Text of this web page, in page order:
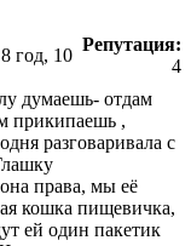
8 год, 10
Репутация:
4
думаешь- отдам
прикипаешь ,
разговаривала с
права, мы её
кошка пищевичка,
ей один пакетик